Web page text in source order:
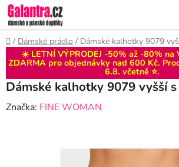
Přejít
na
obsah
Domů
/ Dámské prádlo / Dámské kalhotky 9079
☀️ LETNÍ VÝPRODEJ -50% až -80% na
ZDARMA pro objednávky nad 600 Kč.
6.8. včetně ⭐.
Dámské kalhotky 9079 vyšší
Značka: FINE WOMAN